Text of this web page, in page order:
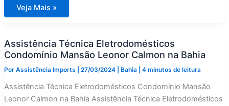
Assistência
Técnica
Phileto
Sobrinho
na
Veja Mais »
Assistência Técnica Eletrodomésticos
Condomínio Mansão Leonor Calmon na Bahia
Por Assistência Imports 27/03/2024 Bahia 4 minutos de leitura
Assistência Técnica Eletrodomésticos Condomínio Mansão
Leonor Calmon na Bahia Assistência Técnica Eletrodomésticos